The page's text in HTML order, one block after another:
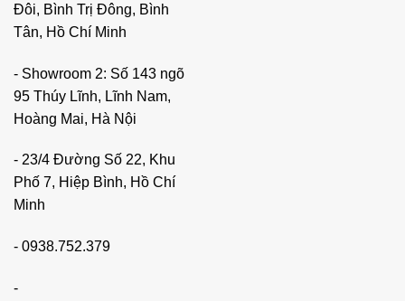
Khi bạn làm việc tại nhà, một chiếc ghế làm việc tốt không
giúp bạn duy trì sức khỏe và hiệu quả công việc. Dưới đây
là những lý do vì sao việc lựa chọn ghế làm việc tại nhà
phù hợp lại quan trọng đến vậy:
Đôi, Bình Trị Đông, Bình
Tân, Hồ Chí Minh
- Showroom 2: Số 143 ngõ
95 Thúy Lĩnh, Lĩnh Nam,
Hoàng Mai, Hà Nội
- 23/4 Đường Số 22, Khu
Phố 7, Hiệp Bình, Hồ Chí
Minh
- 0938.752.379
-